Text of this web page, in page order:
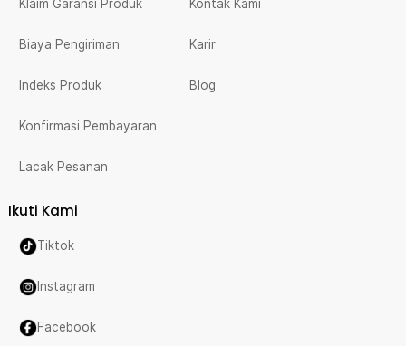
Klaim Garansi Produk
Biaya Pengiriman
Indeks Produk
Konfirmasi Pembayaran
Lacak Pesanan
Kontak Kami
Karir
Blog
Ikuti Kami
Tiktok
Instagram
Facebook